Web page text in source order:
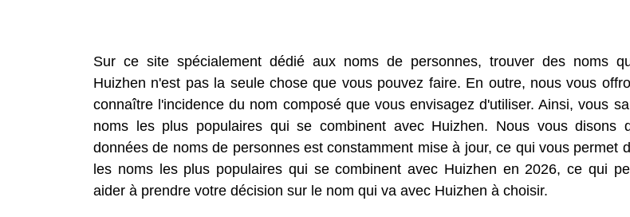
Sur ce site spécialement dédié aux noms de personnes, trouver des noms
Huizhen n'est pas la seule chose que vous pouvez faire. En outre, nous vous
connaître l'incidence du nom composé que vous envisagez d'utiliser. Ainsi, vous
noms les plus populaires qui se combinent avec Huizhen. Nous vous disons
données de noms de personnes est constamment mise à jour, ce qui vous permet
les noms les plus populaires qui se combinent avec Huizhen en 2026, ce qui
aider à prendre votre décision sur le nom qui va avec Huizhen à choisir.